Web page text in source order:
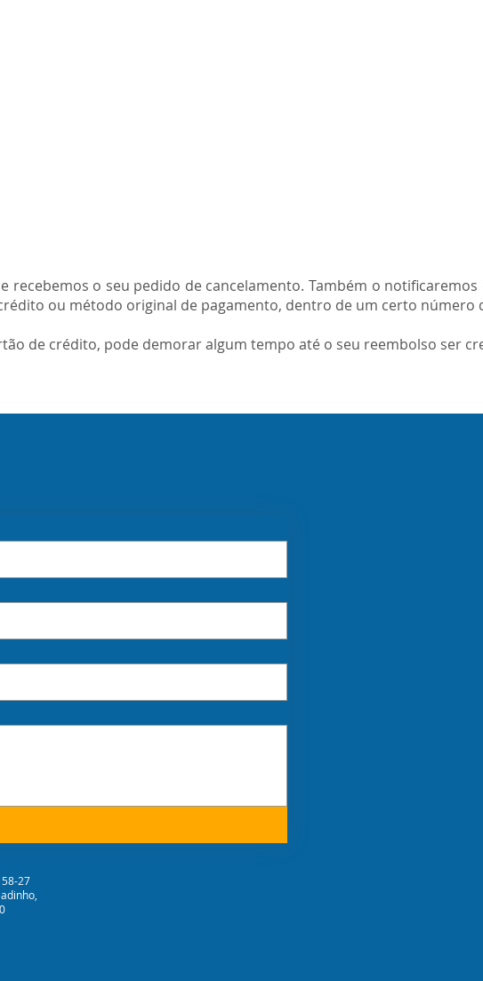
o seu pedido de cancelamento. Também o
ou método original de pagamento, dentro de um certo número
de crédito, pode demorar algum tempo até o seu reembolso ser
27